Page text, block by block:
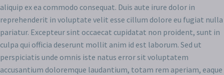
aliquip ex ea commodo consequat. Duis aute irure dolor in
reprehenderit in voluptate velit esse cillum dolore eu fugiat nulla
pariatur. Excepteur sint occaecat cupidatat non proident, sunt in
culpa qui officia deserunt mollit anim id est laborum. Sed ut
perspiciatis unde omnis iste natus error sit voluptatem
accusantium doloremque laudantium, totam rem aperiam, eaque